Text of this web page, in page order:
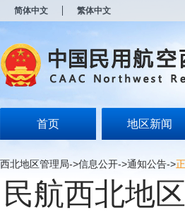
简体中文 繁体中文
首页 地区新闻
西北地区管理局->信息公开->通知公告->
民航西北地
开
无
障
说
按
Alt
加
波
浪